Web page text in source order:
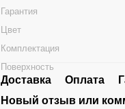
Гарантия
Цвет
Комплектация
Поверхность
Доставка Оплата
Новый отзыв или